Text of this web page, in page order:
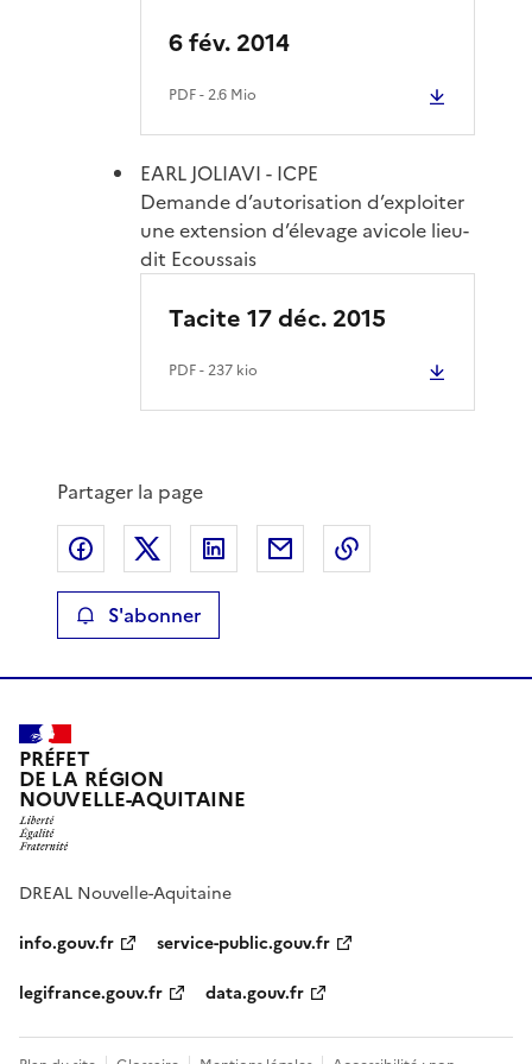
6 fév. 2014
PDF- 2.6 Mio
EARL JOLIAVI - ICPE
Demande d’autorisation d’exploiter
une extension d’élevage avicole lieu-
dit Ecoussais
Tacite 17 déc. 2015
PDF- 237 kio
Partager la page
Partager sur Facebook
Partager sur XPartager sur LinkedIn
Partager par email
S'abonner
PRÉFET
DE LA RÉGION
NOUVELLE-AQUITAINE
DREAL Nouvelle-Aquitaine
info.gouv.fr
service-public.gouv.fr
legifrance.gouv.fr
data.gouv.fr